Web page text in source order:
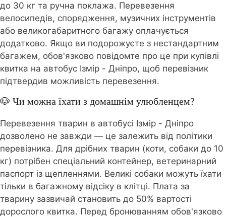
до 30 кг та ручна поклажа. Перевезення
велосипедів, спорядження, музичних інструментів
або великогабаритного багажу оплачується
додатково. Якщо ви подорожуєте з нестандартним
багажем, обов'язково повідомте про це при купівлі
квитка на автобус Ізмір - Дніпро, щоб перевізник
підтвердив можливість перевезення.
🐶 Чи можна їхати з домашнім улюбленцем?
Перевезення тварин в автобусі Ізмір - Дніпро
дозволено не завжди — це залежить від політики
перевізника. Для дрібних тварин (коти, собаки до 10
кг) потрібен спеціальний контейнер, ветеринарний
паспорт із щепленнями. Великі собаки можуть їхати
тільки в багажному відсіку в клітці. Плата за
тварину зазвичай становить до 50% вартості
дорослого квитка. Перед бронюванням обов'язково